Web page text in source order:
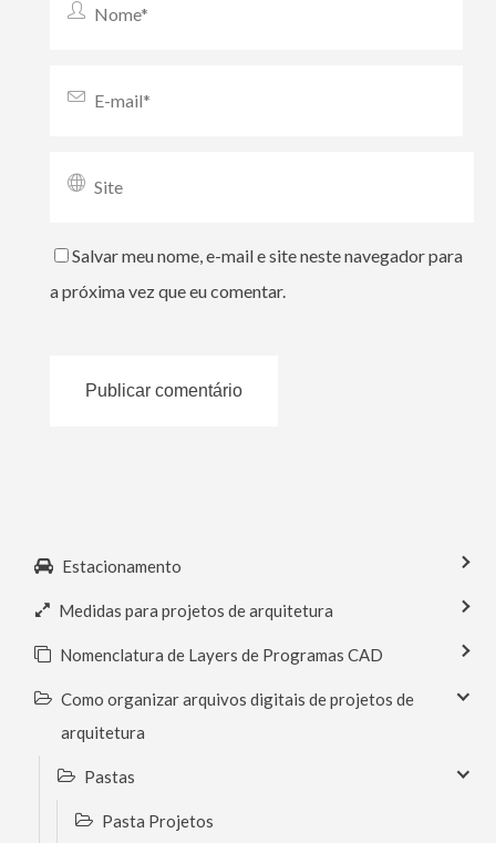
Salvar meu nome, e-mail e site neste navegador para
a próxima vez que eu comentar.
Estacionamento
Medidas para projetos de arquitetura
Nomenclatura de Layers de Programas CAD
Como organizar arquivos digitais de projetos de
arquitetura
Pastas
Pasta Projetos